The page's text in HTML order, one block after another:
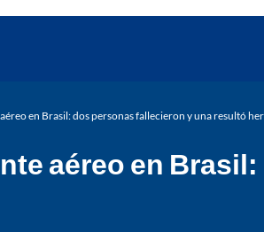
en Brasil: dos personas fallecieron y una resultó
aéreo en